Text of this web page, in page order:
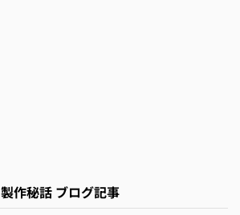
製作秘話 ブログ記事